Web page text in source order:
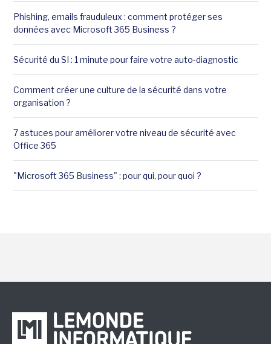
Phishing, emails frauduleux : comment protéger ses
données avec Microsoft 365 Business ?
Sécurité du SI : 1 minute pour faire votre auto-diagnostic
Comment créer une culture de la sécurité dans votre
organisation ?
7 astuces pour améliorer votre niveau de sécurité avec
Office 365
"Microsoft 365 Business" : pour qui, pour quoi ?